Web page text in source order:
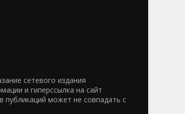
сетевого издания
и гиперссылка на сайт
может не совпадать с